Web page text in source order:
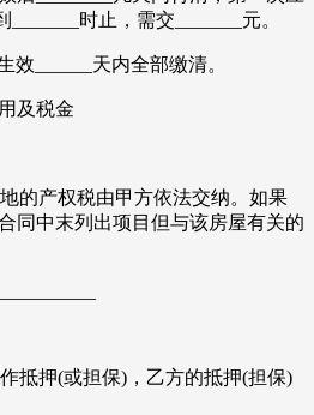
时止，需交_______元。
______天内全部缴清。
及税金
的产权税由甲方依法交纳。如果
同中末列出项目但与该房屋有关的
抵押(或担保)，乙方的抵押(担保)